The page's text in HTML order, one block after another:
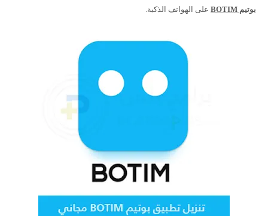
بوتيم BOTIM
على الهواتف الذكية.